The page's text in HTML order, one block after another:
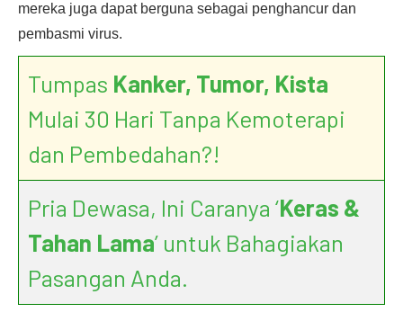
mereka juga dapat berguna sebagai penghancur dan
pembasmi virus.
Tumpas Kanker, Tumor, Kista
Mulai 30 Hari Tanpa Kemoterapi
dan Pembedahan?!
Pria Dewasa, Ini Caranya ‘Keras &
Tahan Lama’ untuk Bahagiakan
Pasangan Anda.